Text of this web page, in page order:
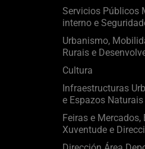
Servicios Públicos
interno e
Urbanismo,
Rurais e
Cultura
Infraestructuras
e Espazos Naturais
Feiras e
Xuventude e